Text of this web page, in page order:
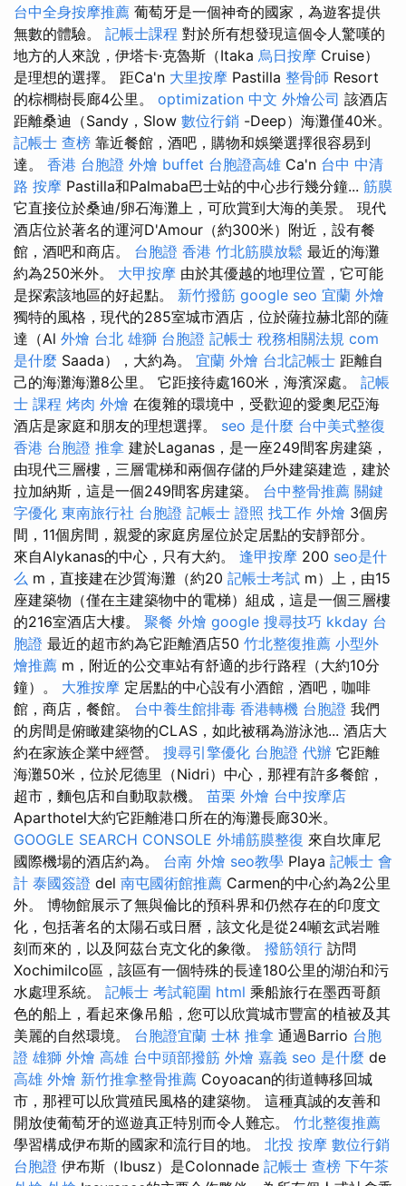
台中全身按摩推薦 葡萄牙是一個神奇的國家，為遊客提供
無數的體驗。 記帳士課程 對於所有想發現這個令人驚嘆的
地方的人來說，伊塔卡·克魯斯（Itaka 烏日按摩 Cruise）
是理想的選擇。 距Ca'n 大里按摩 Pastilla 整骨師 Resort
的棕櫚樹長廊4公里。 optimization 中文 外燴公司 該酒店
距離桑迪（Sandy，Slow 數位行銷 -Deep）海灘僅40米。
記帳士 查榜 靠近餐館，酒吧，購物和娛樂選擇很容易到
達。 香港 台胞證 外燴 buffet 台胞證高雄 Ca'n 台中 中清
路 按摩 Pastilla和Palmaba巴士站的中心步行幾分鐘... 筋膜
它直接位於桑迪/卵石海灘上，可欣賞到大海的美景。 現代
酒店位於著名的運河D'Amour（約300米）附近，設有餐
館，酒吧和商店。 台胞證 香港 竹北筋膜放鬆 最近的海灘
約為250米外。 大甲按摩 由於其優越的地理位置，它可能
是探索該地區的好起點。 新竹撥筋 google seo 宜蘭 外燴
獨特的風格，現代的285室城市酒店，位於薩拉赫北部的薩
達（Al 外燴 台北 雄獅 台胞證 記帳士 稅務相關法規 com
是什麼 Saada），大約為。 宜蘭 外燴 台北記帳士 距離自
己的海灘海灘8公里。 它距接待處160米，海濱深處。 記帳
士 課程 烤肉 外燴 在復雜的環境中，受歡迎的愛奧尼亞海
酒店是家庭和朋友的理想選擇。 seo 是什麼 台中美式整復
香港 台胞證 推拿 建於Laganas，是一座249間客房建築，
由現代三層樓，三層電梯和兩個存儲的戶外建築建造，建於
拉加納斯，這是一個249間客房建築。 台中整骨推薦 關鍵
字優化 東南旅行社 台胞證 記帳士 證照 找工作 外燴 3個房
間，11個房間，親愛的家庭房屋位於定居點的安靜部分。
來自Alykanas的中心，只有大約。 逢甲按摩 200 seo是什
么 m，直接建在沙質海灘（約20 記帳士考試 m）上，由15
座建築物（僅在主建築物中的電梯）組成，這是一個三層樓
的216室酒店大樓。 聚餐 外燴 google 搜尋技巧 kkday 台
胞證 最近的超市約為它距離酒店50 竹北整復推薦 小型外
燴推薦 m，附近的公交車站有舒適的步行路程（大約10分
鐘）。 大雅按摩 定居點的中心設有小酒館，酒吧，咖啡
館，商店，餐館。 台中養生館排毒 香港轉機 台胞證 我們
的房間是俯瞰建築物的CLAS，如此被稱為游泳池... 酒店大
約在家族企業中經營。 搜尋引擎優化 台胞證 代辦 它距離
海灘50米，位於尼德里（Nidri）中心，那裡有許多餐館，
超市，麵包店和自動取款機。 苗栗 外燴 台中按摩店
Aparthotel大約它距離港口所在的海灘長廊30米。
GOOGLE SEARCH CONSOLE 外埔筋膜整復 來自坎庫尼
國際機場的酒店約為。 台南 外燴 seo教學 Playa 記帳士 會
計 泰國簽證 del 南屯國術館推薦 Carmen的中心約為2公里
外。 博物館展示了無與倫比的預科界和仍然存在的印度文
化，包括著名的太陽石或日曆，該文化是從24噸玄武岩雕
刻而來的，以及阿茲台克文化的象徵。 撥筋領行 訪問
Xochimilco區，該區有一個特殊的長達180公里的湖泊和污
水處理系統。 記帳士 考試範圍 html 乘船旅行在墨西哥顏
色的船上，看起來像吊船，您可以欣賞城市豐富的植被及其
美麗的自然環境。 台胞證宜蘭 士林 推拿 通過Barrio 台胞
證 雄獅 外燴 高雄 台中頭部撥筋 外燴 嘉義 seo 是什麼 de
高雄 外燴 新竹推拿整骨推薦 Coyoacan的街道轉移回城
市，那裡可以欣賞殖民風格的建築物。 這種真誠的友善和
開放使葡萄牙的巡遊真正特別而令人難忘。 竹北整復推薦
學習構成伊布斯的國家和流行目的地。 北投 按摩 數位行銷
台胞證 伊布斯（Ibusz）是Colonnade 記帳士 查榜 下午茶